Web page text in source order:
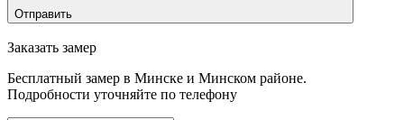
Отправить
Заказать замер
Бесплатный замер в Минске и Минском районе.
Подробности уточняйте по телефону